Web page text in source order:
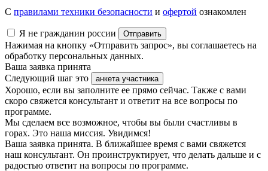
C правилами техники безопасности и офертой ознакомлен
Я не гражданин россии Отправить
Нажимая на кнопку «Отправить запрос», вы соглашаетесь на
обработку персональных данных.
Ваша заявка принята
Следующий шаг это
анкета участника
Хорошо, если вы заполните ее прямо сейчас. Также с вами
скоро свяжется консультант и ответит на все вопросы по
программе.
Мы сделаем все возможное, чтобы вы были счастливы в
горах. Это наша миссия. Увидимся!
Ваша заявка принята. В ближайшее время с вами свяжется
наш консультант. Он проинструктирует, что делать дальше и с
радостью ответит на вопросы по программе.